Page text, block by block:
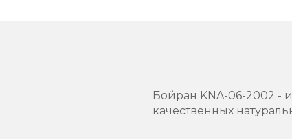
Бойран KNA-06-2002 -
качественных